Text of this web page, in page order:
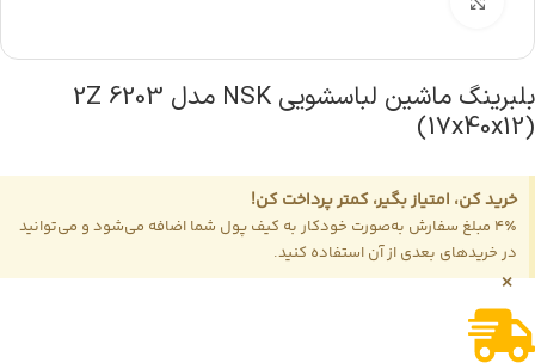
بلبرینگ ماشین لباسشویی NSK مدل 6203 2Z
(17x40x12)
خرید کن، امتیاز بگیر، کمتر پرداخت کن!
4٪ مبلغ سفارش به‌صورت خودکار به کیف پول شما اضافه می‌شود و می‌توانید
در خریدهای بعدی از آن استفاده کنید.
×